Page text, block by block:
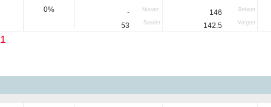
0% - Nuvær.
53 Samlet
146 Beboet
142.5 Vægtet